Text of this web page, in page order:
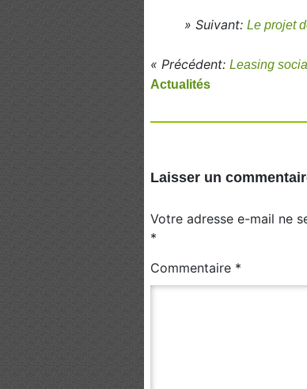
» Suivant: Le projet
« Précédent: Leasing
Actualités
Laisser un
Votre adresse e-mail ne
*
Commentaire *